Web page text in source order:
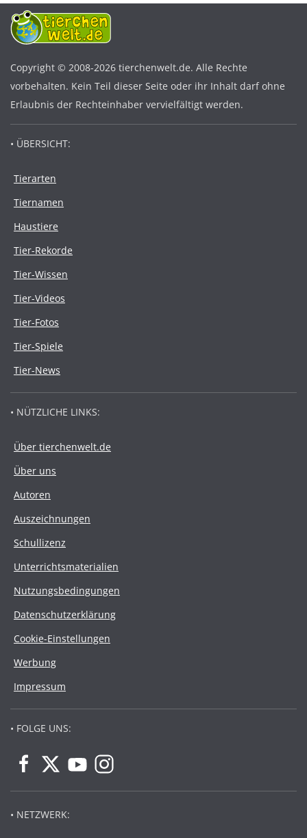
Copyright © 2008-2026 tierchenwelt.de. Alle Rechte
vorbehalten. Kein Teil dieser Seite oder ihr Inhalt darf ohne
Erlaubnis der Rechteinhaber vervielfältigt werden.
• ÜBERSICHT:
Tierarten
Tiernamen
Haustiere
Tier-Rekorde
Tier-Wissen
Tier-Videos
Tier-Fotos
Tier-Spiele
Tier-News
• NÜTZLICHE LINKS:
Über tierchenwelt.de
Über uns
Autoren
Auszeichnungen
Schullizenz
Unterrichtsmaterialien
Nutzungsbedingungen
Datenschutzerklärung
Cookie-Einstellungen
Werbung
Impressum
• FOLGE UNS:
• NETZWERK: